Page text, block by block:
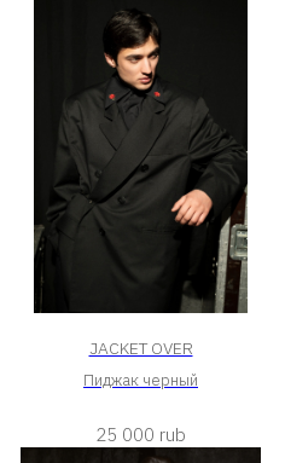
JACKET OVER
Пиджак черный
25 000 rub